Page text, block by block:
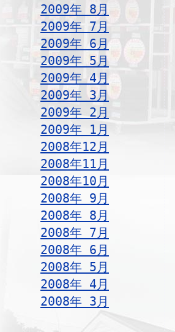
2009年 8月
2009年 7月
2009年 6月
2009年 5月
2009年 4月
2009年 3月
2009年 2月
2009年 1月
2008年12月
2008年11月
2008年10月
2008年 9月
2008年 8月
2008年 7月
2008年 6月
2008年 5月
2008年 4月
2008年 3月